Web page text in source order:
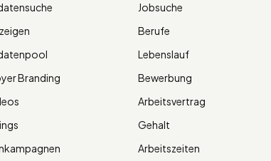
Branding
Jobsuche
Berufe
Lebenslauf
Bewerbung
Arbeitsvertrag
Gehalt
Arbeitszeiten